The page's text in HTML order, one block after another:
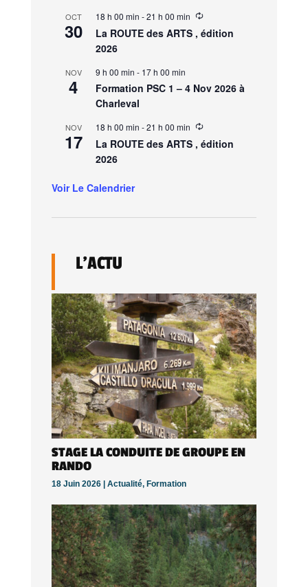
OCT
30
18 h 00 min -21 h 00 min
La ROUTE des ARTS , édition
2026
NOV
4
9 h 00 min - 17 h 00 min
Formation PSC 1 – 4 Nov 2026 à
Charleval
NOV
17
18 h 00 min -21 h 00 min
La ROUTE des ARTS , édition
2026
Voir Le Calendrier
L’ACTU
STAGE LA CONDUITE DE GROUPE EN
RANDO
18 Juin 2026 | Actualité, Formation